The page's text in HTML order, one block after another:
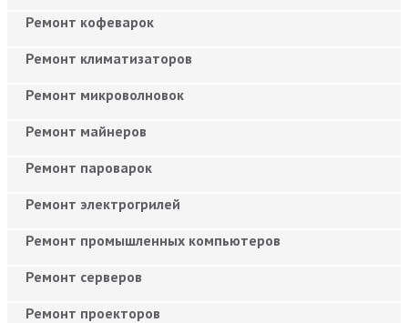
Ремонт кофеварок
Ремонт климатизаторов
Ремонт микроволновок
Ремонт майнеров
Ремонт пароварок
Ремонт электрогрилей
Ремонт промышленных компьютеров
Ремонт серверов
Ремонт проекторов